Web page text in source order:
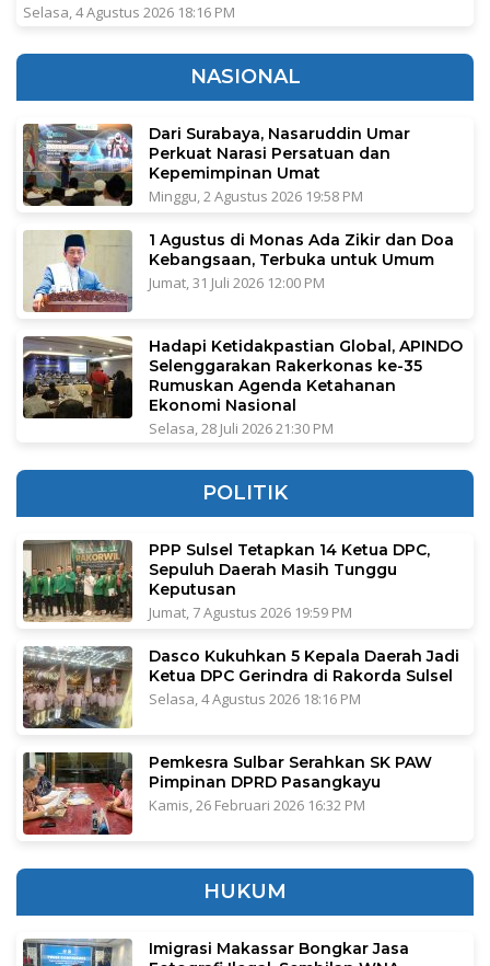
Selasa, 4 Agustus 2026 18:16 PM
NASIONAL
Dari Surabaya, Nasaruddin Umar
Perkuat Narasi Persatuan dan
Kepemimpinan Umat
Minggu, 2 Agustus 2026 19:58 PM
1 Agustus di Monas Ada Zikir dan Doa
Kebangsaan, Terbuka untuk Umum
Jumat, 31 Juli 2026 12:00 PM
Hadapi Ketidakpastian Global, APINDO
Selenggarakan Rakerkonas ke-35
Rumuskan Agenda Ketahanan
Ekonomi Nasional
Selasa, 28 Juli 2026 21:30 PM
POLITIK
PPP Sulsel Tetapkan 14 Ketua DPC,
Sepuluh Daerah Masih Tunggu
Keputusan
Jumat, 7 Agustus 2026 19:59 PM
Dasco Kukuhkan 5 Kepala Daerah Jadi
Ketua DPC Gerindra di Rakorda Sulsel
Selasa, 4 Agustus 2026 18:16 PM
Pemkesra Sulbar Serahkan SK PAW
Pimpinan DPRD Pasangkayu
Kamis, 26 Februari 2026 16:32 PM
HUKUM
Imigrasi Makassar Bongkar Jasa